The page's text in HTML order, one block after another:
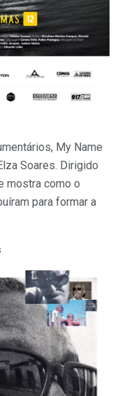
My Name
Soares. Dirigido
mostra como o
para formar a